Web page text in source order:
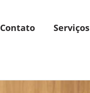
Contato Serviços